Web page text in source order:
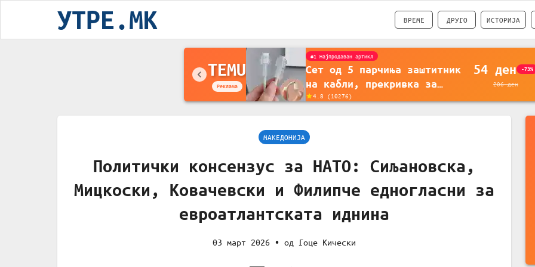
УТРЕ.MK ВРЕМЕ ДРУГО ИСТОРИЈА
TEMU
Реклама
#1 Најпродавано
Држач за полнење на
телефон кој се монтира на
ѕид - Мултифункционален
4.5(16742
56 ден -35%
87ден
МАКЕДОНИЈА
Политички консензус за НАТО: Сиљановска,
Мицкоски, Ковачевски и Филипче едногласни за
евроатлантската иднина
03 март 2026 • од Гоце Кически